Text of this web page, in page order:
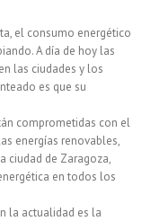
el consumo energético
A día de hoy las
las ciudades y los
es que su
comprometidas con el
energías renovables,
ciudad de Zaragoza,
en todos los
la actualidad es la